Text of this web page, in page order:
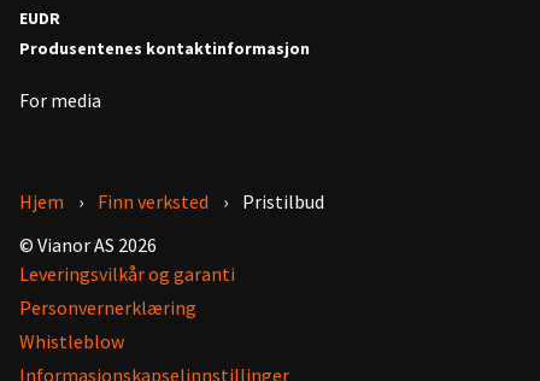
EUDR
Produsentenes kontaktinformasjon
For media
Hjem Finn verksted
Pristilbud
© Vianor AS 2026
Leveringsvilkår og garanti
Personvernerklæring
Whistleblow
Informasjonskapselinnstillinger